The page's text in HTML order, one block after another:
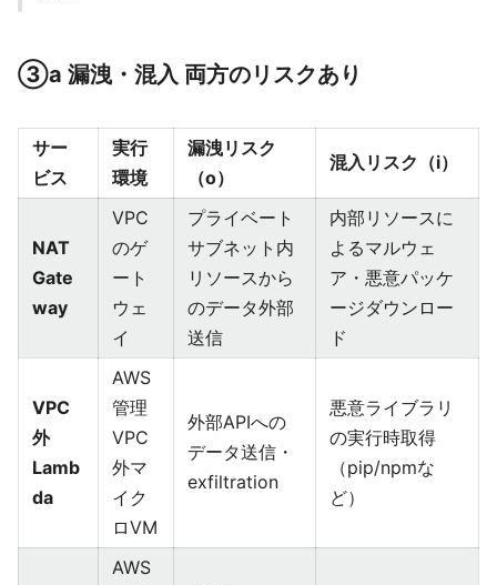
③a 漏洩・混入 両方のリスクあり
サー
ビス
実行
環境
漏洩リスク
（o）
混入リスク（i）
NAT
Gate
way
VPC
のゲ
ート
ウェ
イ
プライベート
サブネット内
リソースから
のデータ外部
送信
内部リソースに
よるマルウェ
ア・悪意パッケ
ージダウンロー
ド
VPC
外
Lamb
da
AWS
管理
VPC
外マ
イク
ロVM
外部APIへの
データ送信・
exfiltration
悪意ライブラリ
の実行時取得
（pip/npmな
ど）
AWS